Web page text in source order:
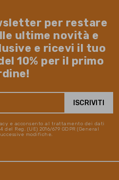
per restare
ultime novità e
e ricevi il tuo
10% per il primo
e acconsento al trattamento dei dati
Reg. (UE) 2016/679 GDPR (General
modifiche.